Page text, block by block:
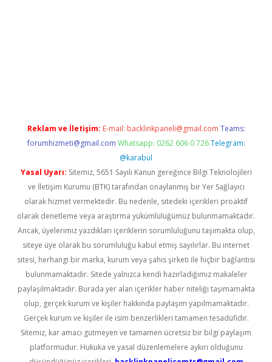
Reklam ve İletişim: E-mail: backlinkpaneli@gmail.com Teams:
forumhizmeti@gmail.com Whatsapp: 0262 606 0 726 Telegram:
@karabul
Yasal Uyarı: Sitemiz, 5651 Sayılı Kanun gereğince Bilgi Teknolojileri
ve İletişim Kurumu (BTK) tarafından onaylanmış bir Yer Sağlayıcı
olarak hizmet vermektedir. Bu nedenle, sitedeki içerikleri proaktif
olarak denetleme veya araştırma yükümlülüğümüz bulunmamaktadır.
Ancak, üyelerimiz yazdıkları içeriklerin sorumluluğunu taşımakta olup,
siteye üye olarak bu sorumluluğu kabul etmiş sayılırlar. Bu internet
sitesi, herhangi bir marka, kurum veya şahıs şirketi ile hiçbir bağlantısı
bulunmamaktadır. Sitede yalnızca kendi hazırladığımız makaleler
paylaşılmaktadır. Burada yer alan içerikler haber niteliği taşımamakta
olup, gerçek kurum ve kişiler hakkında paylaşım yapılmamaktadır.
Gerçek kurum ve kişiler ile isim benzerlikleri tamamen tesadüfidir.
Sitemiz, kar amacı gütmeyen ve tamamen ücretsiz bir bilgi paylaşım
platformudur. Hukuka ve yasal düzenlemelere aykırı olduğunu